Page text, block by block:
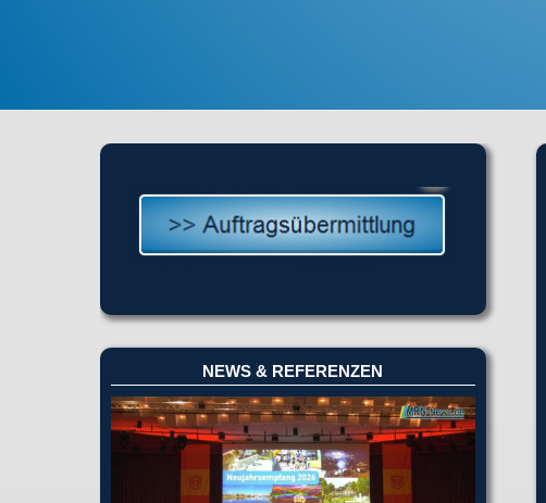
NEWS & REFERENZEN